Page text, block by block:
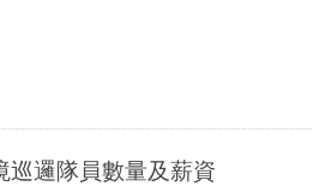
巡邏隊員數量及薪資